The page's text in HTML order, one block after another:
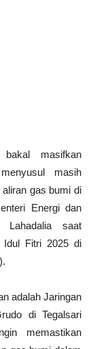
masifkan
masih
gas bumi di
Energi dan
saat
Idul Fitri 2025 di
adalah Jaringan
di Tegalsari
memastikan